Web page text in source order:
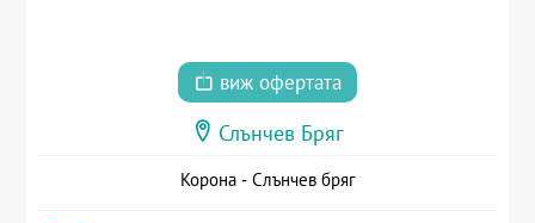
виж офертата
Слънчев Бряг
Корона - Слънчев бряг